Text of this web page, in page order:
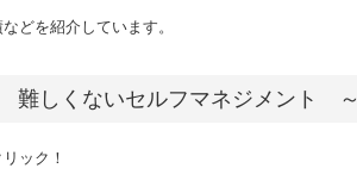
どを紹介しています。
しくないセルフマネジメント ～
ック！